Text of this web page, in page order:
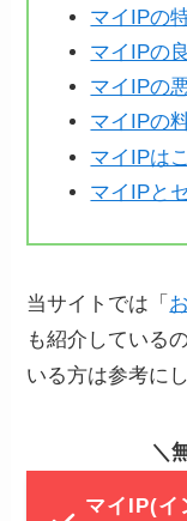
マイIPの
マイIPの
マイIPの
マイIPの
マイIPは
マイIPと
当サイトでは「
も紹介している
いる方は参考に
＼
マイIP(イ